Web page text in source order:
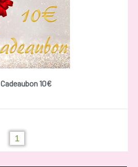
Cadeaubon 10€